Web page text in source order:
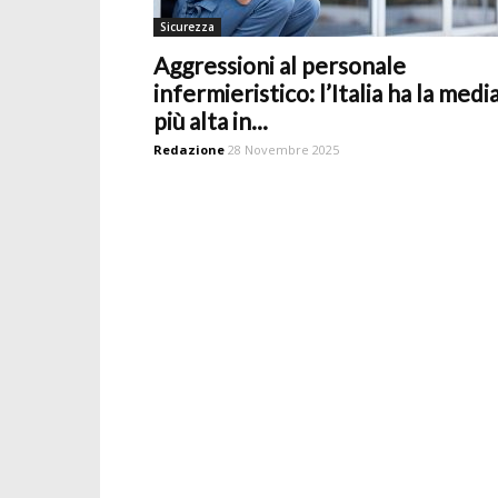
Sicurezza
Aggressioni al personale
infermieristico: l’Italia ha la
più alta in...
Redazione 28 Novembre 2025